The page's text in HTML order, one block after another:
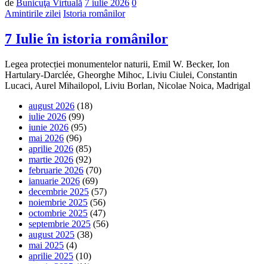
de Bunicuţa Virtuală 7 iulie 2026 0
Amintirile zilei Istoria românilor
7 Iulie în istoria românilor
Legea protecției monumentelor naturii, Emil W. Becker, Ion
Hartulary-Darclée, Gheorghe Mihoc, Liviu Ciulei, Constantin
Lucaci, Aurel Mihailopol, Liviu Borlan, Nicolae Noica, Madrigal
august 2026 (18)
iulie 2026 (99)
iunie 2026 (95)
mai 2026 (96)
aprilie 2026 (85)
martie 2026 (92)
februarie 2026 (70)
ianuarie 2026 (69)
decembrie 2025 (57)
noiembrie 2025 (56)
octombrie 2025 (47)
septembrie 2025 (56)
august 2025 (38)
mai 2025 (4)
aprilie 2025 (10)